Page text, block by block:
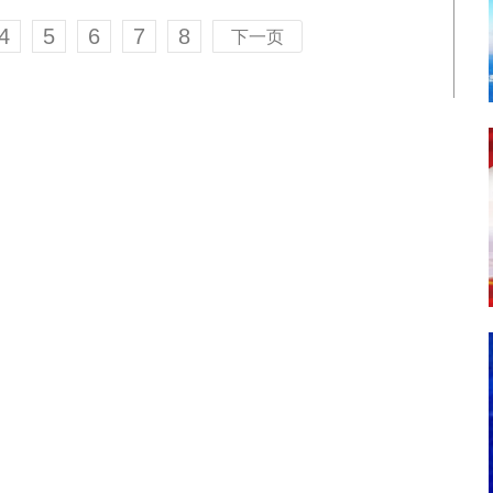
5 6 7 8 下一页